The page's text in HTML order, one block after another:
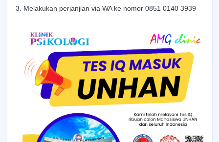
3. Melakukan perjanjian via WA ke nomor 0851 0140 3939